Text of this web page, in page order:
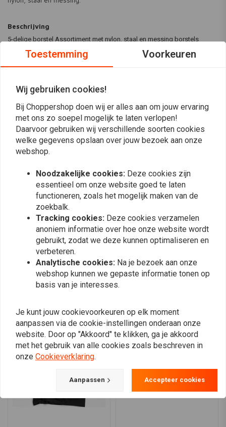
Beschrijving
5-delige borstel Assortiment met nylon, staal en messing borstels
1x poetsborstel nylon
1 x stalen borstel
1 x messing borstel
1 x kwast
Lees meer
Reviews
(0 beoordelingen)
Toestemming Voorkeuren
Wij gebruiken cookies!
Bij Choppershop doen wij er alles aan om jouw ervaring
met ons zo soepel mogelijk te laten verlopen!
Daarvoor gebruiken wij verschillende soorten cookies
welke gegevens opslaan over jouw bezoek aan onze
webshop.
Noodzakelijke cookies: Deze cookies zijn
essentieel om onze website goed te laten
functioneren, zoals het mogelijk maken van de
zoekbalk.
Tracking cookies: Deze cookies verzamelen
anoniem informatie over hoe onze website wordt
gebruikt, zodat we deze kunnen optimaliseren en
verbeteren.
Analytische cookies: Na je bezoek aan onze
webshop kunnen we gepaste informatie tonen op
basis van je interesses.
Je kunt jouw cookievoorkeuren op elk moment
aanpassen via de cookie-instellingen onderaan onze
website. Door op "Akkoord" te klikken, ga je akkoord
met het gebruik van alle cookies zoals beschreven in
onze Cookieverklaring.
Aanpassen Accepteer cookies